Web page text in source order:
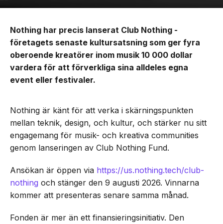
Nothing har precis lanserat Club Nothing -
företagets senaste kultursatsning som ger fyra
oberoende kreatörer inom musik 10 000 dollar
vardera för att förverkliga sina alldeles egna
event eller festivaler.
Nothing är känt för att verka i skärningspunkten
mellan teknik, design, och kultur, och stärker nu sitt
engagemang för musik- och kreativa communities
genom lanseringen av Club Nothing Fund.
Ansökan är öppen via https://us.nothing.tech/club-
nothing och stänger den 9 augusti 2026. Vinnarna
kommer att presenteras senare samma månad.
Fonden är mer än ett finansieringsinitiativ. Den